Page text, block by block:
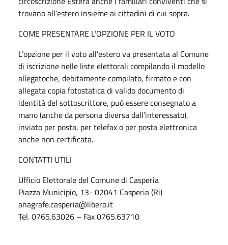
trovano all’estero insieme ai cittadini di cui sopra.
COME PRESENTARE L’OPZIONE PER IL VOTO
L’opzione per il voto all’estero va presentata al Comune
di iscrizione nelle liste elettorali compilando il modello
allegatoche, debitamente compilato, firmato e con
allegata copia fotostatica di valido documento di
identità del sottoscrittore, può essere consegnato a
mano (anche da persona diversa dall’interessato),
inviato per posta, per telefax o per posta elettronica
anche non certificata.
CONTATTI UTILI
Ufficio Elettorale del Comune di Casperia
Piazza Municipio, 13- 02041 Casperia (Ri)
anagrafe.casperia@libero.it
Tel. 0765.63026 – Fax 0765.63710